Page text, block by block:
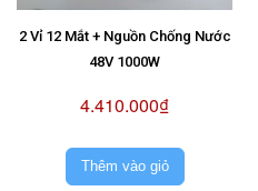
2 Vỉ 12 Mắt + Nguồn Chống Nước
48V 1000W
4.410.000₫
Thêm vào giỏ